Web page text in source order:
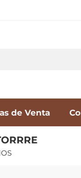
de Venta